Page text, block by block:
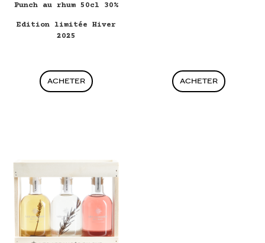
Punch au rhum 50cl 30%
Edition limitée Hiver
2025
ACHETER ACHETER